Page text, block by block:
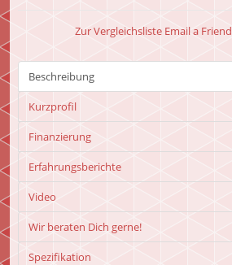
Zur Vergleichsliste Email a Friend
Beschreibung
Kurzprofil
Finanzierung
Erfahrungsberichte
Video
Wir beraten Dich gerne!
Spezifikation